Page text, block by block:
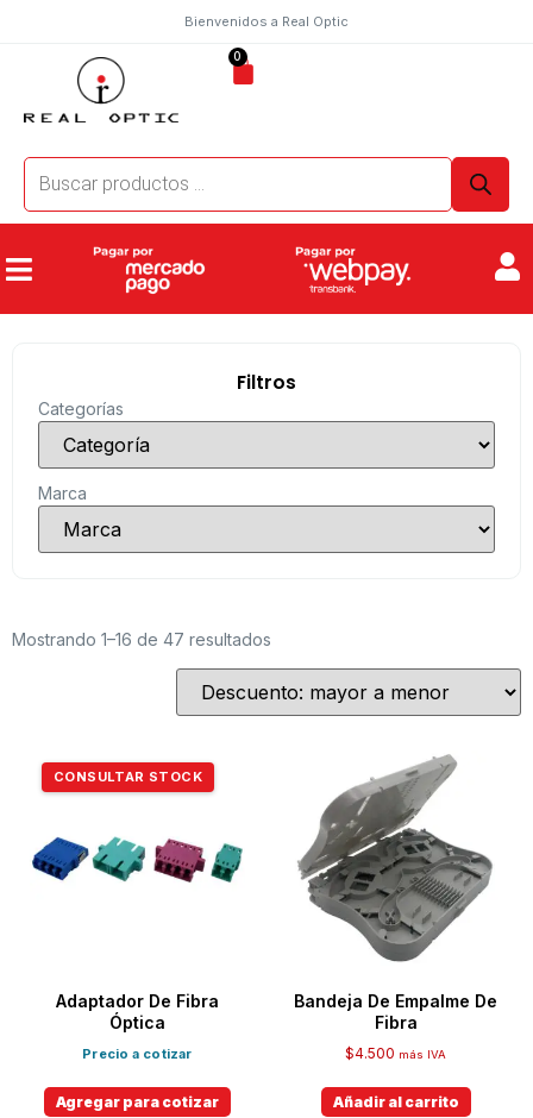
Bienvenidos a Real Optic
0
Filtros
Categorías
Marca
Mostrando 1–16 de 47 resultados
CONSULTAR STOCK
Adaptador De Fibra
Óptica
Precio a cotizar
Agregar para cotizar
Bandeja De Empalme De
Fibra
$4.500 más IVA
Añadir al carrito